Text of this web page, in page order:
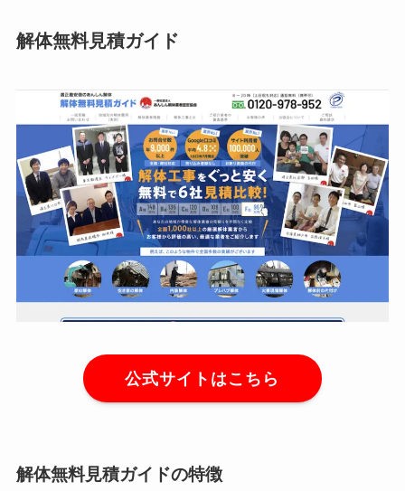
解体無料見積ガイド
公式サイトはこちら
解体無料見積ガイドの特徴